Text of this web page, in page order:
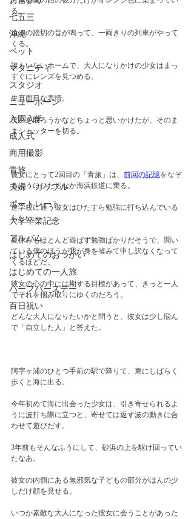
七五三
沖縄
ペット
マタニティ
スタジオ
ニューボーン
入園入学
成人式
商用撮影
青旅
夫婦・カップル
ポートレート
大学卒業記念
アルバム
はじめてのおつかい
はじめての一人旅
ハーフバースデー
百日祝い
る。
遠くの踏切の音が鳴って、一両きりの列車がやって
くる。
誰もいないホームで、大人になりかけの少女はまっ
すぐにレンズを見つめる。
生真面目な表情。
笑いを取ろうかなとちょっと思いかけたが、そのま
まシャッターを切る。
彼女にとって2回目の「青旅」は、 前回の記憶をなぞ
るようにひたちなか海浜鉄道に乗る。
進学校に通う彼女はひたすら勉強に打ち込んでいる
らしい。
夏休みもほとんど遊ばず勉強ばかりだそうで、聞い
ている僕のほうが我が身を省みて申し訳なくなって
くるほどだ。
彼女の心の中には期する目標があって、きっと一人
でそれを掴み取りにゆくのだろう。
どんな大人になりたいかと問うと、彼女は少し悩ん
で「自立した人」と答えた。
阿字ヶ浦のひとつ手前の駅で降りて、東にしばらく
歩くと海に出る。
今年初めて海に出会った少女は、引き寄せられるよ
うに波打ち際に立つと、寄せては返す波の動きに合
わせて遊びだす。
3年前もそんなふうにして、砂浜の上を駆け回ってい
たなあ。
彼女の内側にある無邪気な子どもの部分がほんの少
しだけ顔を見せる。
いつか素敵な大人になった彼女に会うことがあった